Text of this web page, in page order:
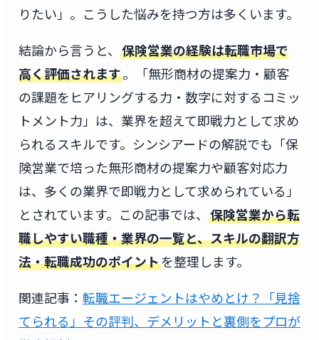
りたい」。こうした悩みを持つ方は多くいます。
結論から言うと、 保険営業の経験は転職市場で
高く評価されます。「無形商材の提案力・顧客
の課題をヒアリングする力・数字に対するコミッ
トメント力」は、業界を超えて即戦力として求め
られるスキルです。シンシアードの解説でも「保
険営業で培った無形商材の提案力や顧客対応力
は、多くの業界で即戦力として求められている」
とされています。この記事では、 保険営業から転
職しやすい職種・業界の一覧と、スキルの翻訳方
法・転職成功のポイントを整理します。
関連記事： 転職エージェントはやめとけ？「見捨
てられる」その評判、デメリットと裏側をプロが